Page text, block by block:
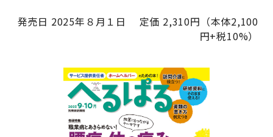
発売日 2025年８月１日 定価 2,310円（本体2,100
円+税10%）